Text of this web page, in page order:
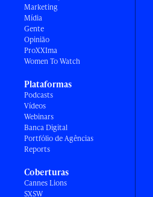
Marketing
Mídia
Gente
Opinião
ProXXIma
Women To Watch
Plataformas
Podcasts
Vídeos
Webinars
Banca Digital
Portfólio de Agências
Reports
Coberturas
Cannes Lions
SXSW